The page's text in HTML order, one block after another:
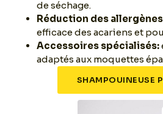
de séchage.
Réduction des
efficace des acariens et
Accessoires spécialisés:
adaptés aux moquettes
SHAMPOUINEUSE